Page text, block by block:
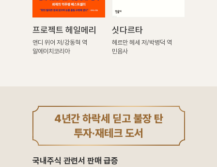
프로젝트 헤일메리
앤디 위어 저/강동혁 역
알에이치코리아
싯다르타
헤르만 헤세 저/박병덕 역
민음사
4년간 하락세 딛고 불장 탄
투자·재테크 도서
국내주식 관련서 판매 급증